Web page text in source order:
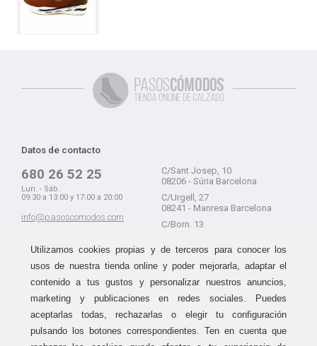
Datos de contacto
680 26 52 25
Lun. - Sáb.
09:30 a 13:00 y 17:00 a 20:00
info@pasoscomodos.com
C/Sant Josep, 10
08206 - Súria Barcelona
C/Urgell, 27
08241 - Manresa Barcelona
C/Born, 13
Guía de compra
Métodos de envío
Devolución sin problemas
Haz tus compras sin miedo a
equivocarte:
Utilizamos cookies propias y de terceros para conocer los
usos de nuestra tienda online y poder mejorarla, adaptar el
contenido a tus gustos y personalizar nuestros anuncios,
marketing y publicaciones en redes sociales. Puedes
aceptarlas todas, rechazarlas o elegir tu configuración
pulsando los botones correspondientes. Ten en cuenta que